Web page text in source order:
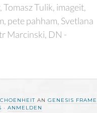
Tulik, imageit,
pete pahham, Svetlana
Marcinski, DN -
AN GENESIS
· ANMELDEN